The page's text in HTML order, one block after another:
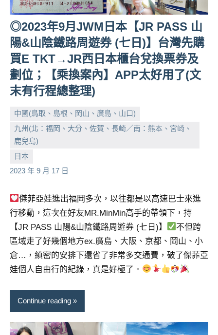
◎2023年9月JWM日本【JR PASS 山
陽&山陰鐵路周遊券 (七日)】台灣先購
買E TKT→JR西日本櫃台兌換票券及
劃位；【乘換案內】APP太好用了(文
末有行程總整理)
中國(鳥取、島根、岡山、廣島、山口)
九州(北：福岡、大分、佐賀、長崎／南：熊本、宮崎、
鹿兒島)
日本
2023 年 9 月 17 日
芳
comments
傑菲亞娃進出福岡多次，以往都是以高速巴士來進
行移動，這次在好友MR.MinMin高手的帶領下，持
【JR PASS 山陽&山陰鐵路周遊券 (七日)】
不但跨
區域走了好幾個地方ex.廣島、大阪、京都、岡山、小
倉…，縝密的安排下還省了非常多交通費，破了傑菲亞
娃個人自由行的紀錄，真是好極了。
Continue reading